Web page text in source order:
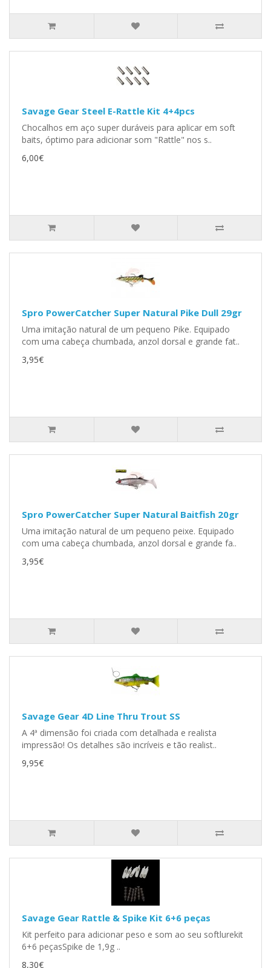
Savage Gear Steel E-Rattle Kit 4+4pcs
Chocalhos em aço super duráveis para aplicar em soft
baits, óptimo para adicionar som "Rattle" nos s..
6,00€
Spro PowerCatcher Super Natural Pike Dull 29gr
Uma imitação natural de um pequeno Pike. Equipado
com uma cabeça chumbada, anzol dorsal e grande fat..
3,95€
Spro PowerCatcher Super Natural Baitfish 20gr
Uma imitação natural de um pequeno peixe. Equipado
com uma cabeça chumbada, anzol dorsal e grande fa..
3,95€
Savage Gear 4D Line Thru Trout SS
A 4ª dimensão foi criada com detalhada e realista
impressão! Os detalhes são incríveis e tão realist..
9,95€
Savage Gear Rattle & Spike Kit 6+6 peças
Kit perfeito para adicionar peso e som ao seu softlurekit
6+6 peçasSpike de 1,9g ..
8,30€